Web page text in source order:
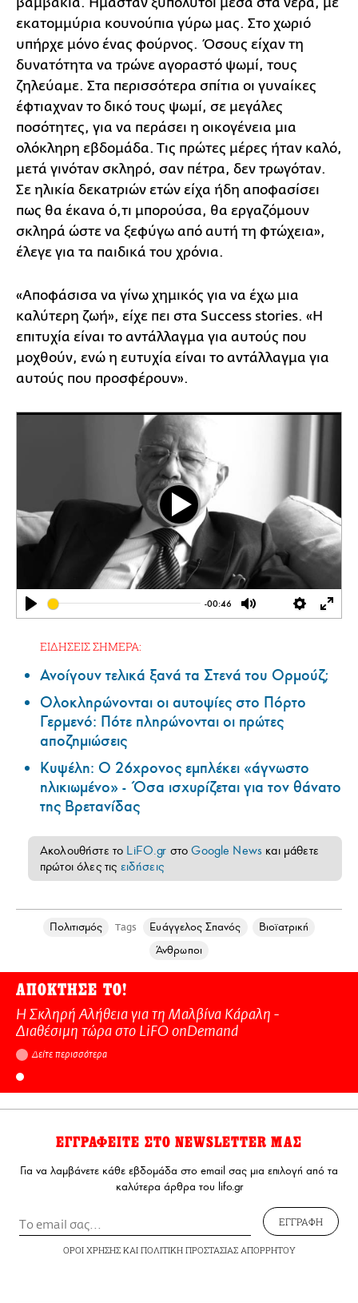
εκατομμύρια κουνούπια γύρω μας. Στο χωριό
υπήρχε μόνο ένας φούρνος. Όσους είχαν τη
δυνατότητα να τρώνε αγοραστό ψωμί, τους
ζηλεύαμε. Στα περισσότερα σπίτια οι γυναίκες
έφτιαχναν το δικό τους ψωμί, σε μεγάλες
ποσότητες, για να περάσει η οικογένεια μια
ολόκληρη εβδομάδα. Τις πρώτες μέρες ήταν καλό,
μετά γινόταν σκληρό, σαν πέτρα, δεν τρωγόταν.
Σε ηλικία δεκατριών ετών είχα ήδη αποφασίσει
πως θα έκανα ό,τι μπορούσα, θα εργαζόμουν
σκληρά ώστε να ξεφύγω από αυτή τη φτώχεια»,
έλεγε για τα παιδικά του χρόνια.
«Αποφάσισα να γίνω χημικός για να έχω μια
καλύτερη ζωή», είχε πει στα Success stories. «Η
επιτυχία είναι το αντάλλαγμα για αυτούς που
μοχθούν, ενώ η ευτυχία είναι το αντάλλαγμα για
αυτούς που προσφέρουν».
Play
-00:46
Mute Settings
Play
ΕΙΔΗΣΕΙΣ ΣΗΜΕΡΑ:
Ανοίγουν τελικά ξανά τα Στενά του Ορμούζ;
Ολοκληρώνονται οι αυτοψίες στο Πόρτο
Γερμενό: Πότε πληρώνονται οι πρώτες
αποζημιώσεις
Κυψέλη: Ο 26χρονος εμπλέκει «άγνωστο
ηλικιωμένο» - Όσα ισχυρίζεται για τον θάνατο
της Βρετανίδας
Ακολουθήστε το LiFO.gr στοGoogle News και μάθετε
πρώτοι όλες τις ειδήσεις
Πολιτισμός Tags Ευάγγελος Σπανός
Βιοϊατρική
Άνθρωποι
ΑΠΟΚΤΗΣΕ ΤΟ!
Η Σκληρή Αλήθεια για τη Μαλβίνα Κάραλη -
Διαθέσιμη τώρα στo LiFO onDemand
Δείτε περισσότερα
ΕΓΓΡΑΦΕΙΤΕ ΣΤΟ NEWSLETTER ΜΑΣ
Για να λαμβάνετε κάθε εβδομάδα στο email σας μια επιλογή από τα
καλύτερα άρθρα του lifo.gr
ΕΓΓΡΑΦΗ
ΟΡΟΙ ΧΡΗΣΗΣΚΑΙ ΠΟΛΙΤΙΚΗ ΠΡΟΣΤΑΣΙΑΣ ΑΠΟΡΡΗΤΟΥ